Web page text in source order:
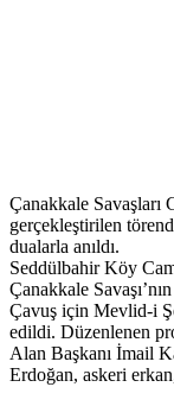
Çanakkale Savaşları
gerçekleştirilen
dualarla anıldı.
Seddülbahir Köy
Çanakkale
Çavuş için Mevlid-i
edildi. Düzenlenen
Alan Başkanı İmail
Erdoğan, askeri